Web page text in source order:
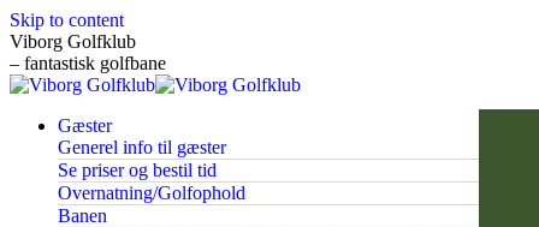
Skip to content
Viborg Golfklub
– fantastisk golfbane
Gæster
Generel info til gæster
Se priser og bestil tid
Overnatning/Golfophold
Banen